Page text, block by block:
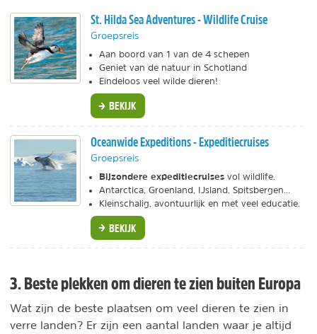
St. Hilda Sea Adventures - Wildlife Cruise
Groepsreis
Aan boord van 1 van de 4 schepen
Geniet van de natuur in Schotland
Eindeloos veel wilde dieren!
BEKIJK
Oceanwide Expeditions - Expeditiecruises
Groepsreis
Bijzondere expeditiecruises vol wildlife.
Antarctica, Groenland, IJsland, Spitsbergen...
Kleinschalig, avontuurlijk en met veel educatie.
BEKIJK
3. Beste plekken om dieren te zien buiten Europa
Wat zijn de beste plaatsen om veel dieren te zien in
verre landen? Er zijn een aantal landen waar je altijd